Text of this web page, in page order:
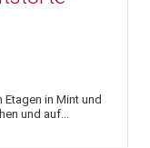
in Mint und
und auf...